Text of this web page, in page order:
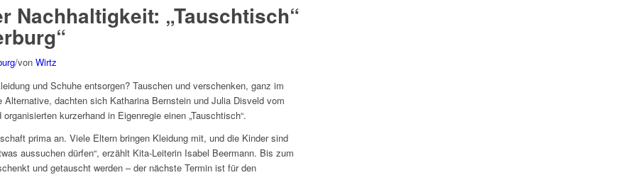
Nachhaltigkeit: „Tauschtisch“
/von Wirtz
und Schuhe entsorgen? Tauschen und verschenken, ganz im
dachten sich Katharina Bernstein und Julia Disveld vom
kurzerhand in Eigenregie einen „Tauschtisch“.
prima an. Viele Eltern bringen Kleidung mit, und die Kinder sind
aussuchen dürfen“, erzählt Kita-Leiterin Isabel Beermann. Bis zum
und getauscht werden – der nächste Termin ist für den